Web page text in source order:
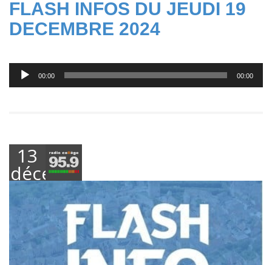
FLASH INFOS DU JEUDI 19
DECEMBRE 2024
Lecteur
audio
00:00 00:00
13
décembre
2024